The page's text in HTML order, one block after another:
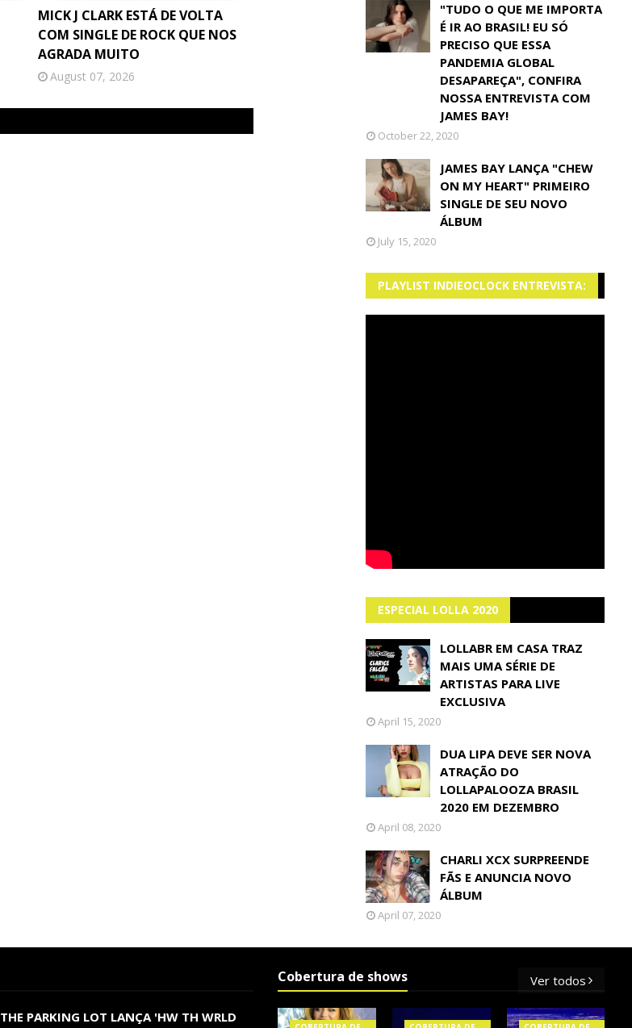
MICK J CLARK ESTÁ DE VOLTA
COM SINGLE DE ROCK QUE NOS
AGRADA MUITO
August 07, 2026
"TUDO O QUE ME IMPORTA
É IR AO BRASIL! EU SÓ
PRECISO QUE ESSA
PANDEMIA GLOBAL
DESAPAREÇA", CONFIRA
NOSSA ENTREVISTA COM
JAMES BAY!
October 22, 2020
JAMES BAY LANÇA "CHEW
ON MY HEART" PRIMEIRO
SINGLE DE SEU NOVO
ÁLBUM
July 15, 2020
PLAYLIST INDIEOCLOCK ENTREVISTA:
ESPECIAL LOLLA 2020
LOLLABR EM CASA TRAZ
MAIS UMA SÉRIE DE
ARTISTAS PARA LIVE
EXCLUSIVA
April 15, 2020
DUA LIPA DEVE SER NOVA
ATRAÇÃO DO
LOLLAPALOOZA BRASIL
2020 EM DEZEMBRO
April 08, 2020
CHARLI XCX SURPREENDE
FÃS E ANUNCIA NOVO
ÁLBUM
April 07, 2020
THE PARKING LOT LANÇA 'HW TH WRLD
Cobertura de shows Ver todos